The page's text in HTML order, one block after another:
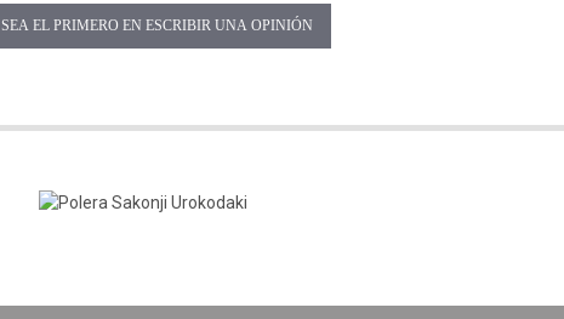
SEA EL PRIMERO EN ESCRIBIR UNA OPINIÓN